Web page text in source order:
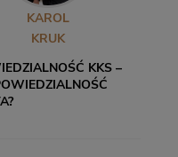
KAROL
KRUK
KKS –